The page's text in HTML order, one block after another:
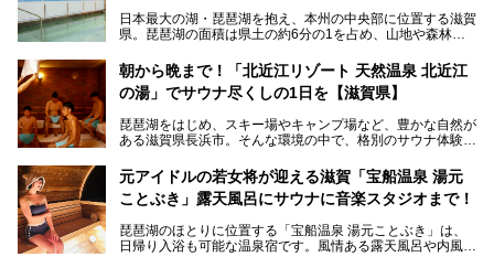
日本最大の湖・琵琶湖を抱え、本州の中央部に位置する滋賀
県。琵琶湖の面積は県土の約6分の1を占め、山地や森林部
して栄え、県内には世界遺産の比叡山延暦寺、天守が国宝に
指定されている彦根城、国の特別史跡の安土城跡など、多数
の史跡があります。
琵琶湖の雄大な景色を眺めながら入れる施設もありますよ。
朝から晩まで！「北近江リゾート 天然温泉 北近江
の湯」でサウナ尽くしの1日を【滋賀県】
琵琶湖をはじめ、スキー場やキャンプ場など、豊かな自然が
ある滋賀県長浜市。そんな環境の中で、格別のサウナ体験を
今回は、「北近江リゾート 天然温泉 北近江の湯」で朝から
晩まで楽しめる過ごし方をご紹介！ サウナ設備やサウナド
違いなしですよ。
───
元アイドルの若女将が迎える滋賀「宝船温泉 湯元
ことぶき」露天風呂にサウナに音楽スタジオまで！
琵琶湖のほとりに位置する「宝船温泉 湯元ことぶき」は、
日帰り入浴も可能な温泉宿です。風情ある露天風呂や内風